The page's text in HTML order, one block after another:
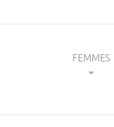
FEMMES